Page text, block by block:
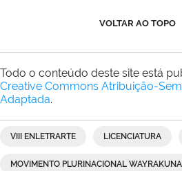
VOLTAR AO TOPO
Todo o conteúdo deste site está
Creative Commons Atribuição-
Adaptada.
VIII ENLETRARTE LICENCIATURA
MOVIMENTO PLURINACIONAL WAYRAKUNA